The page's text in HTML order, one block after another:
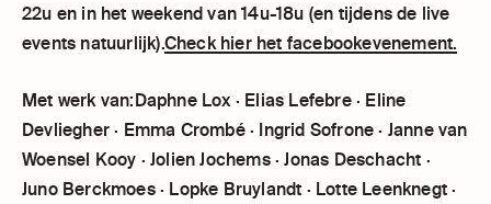
22u en in het weekend van 14u-18u (en tijdens de live
events natuurlijk).Check hier het facebookevenement.
Met werk van:Daphne Lox · Elias Lefebre · Eline
Devliegher · Emma Crombé · Ingrid Sofrone · Janne van
Woensel Kooy · Jolien Jochems · Jonas Deschacht ·
Juno Berckmoes · Lopke Bruylandt · Lotte Leenknegt ·